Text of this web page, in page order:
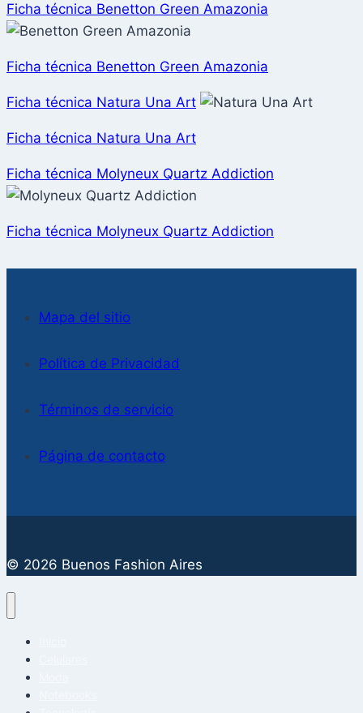
Ficha técnica Benetton Green Amazonia
Ficha técnica Benetton Green Amazonia
Ficha técnica Natura Una Art
Ficha técnica Natura Una Art
Ficha técnica Molyneux Quartz Addiction
Ficha técnica Molyneux Quartz Addiction
Mapa del sitio
Política de Privacidad
Términos de servicio
Página de contacto
© 2026 Buenos Fashion Aires